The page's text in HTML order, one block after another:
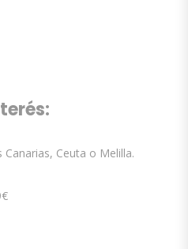
Ceuta o Melilla.